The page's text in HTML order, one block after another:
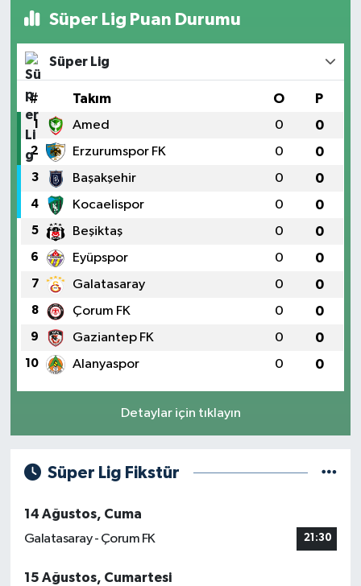
Süper Lig Puan Durumu
Süper Lig
# Takım O P
1 Amed 0 0
2 Erzurumspor FK 0 0
3 Başakşehir 0 0
4 Kocaelispor 0 0
5 Beşiktaş 0 0
6 Eyüpspor 0 0
7 Galatasaray 0 0
8 Çorum FK 0 0
9 Gaziantep FK 0 0
10 Alanyaspor 0 0
Detaylar için tıklayın
Süper Lig Fikstür
14 Ağustos, Cuma
Galatasaray - Çorum FK
21:30
15 Ağustos, Cumartesi